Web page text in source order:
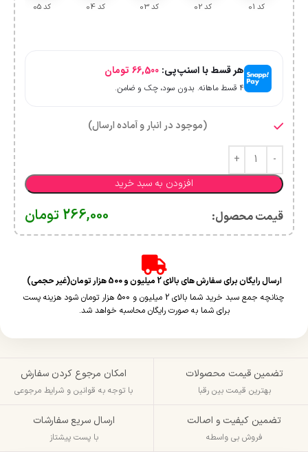
کد 01 کد 02 کد 03 کد 04 کد 05
هر قسط با اسنپ‌پی: 66,500 تومان
۴ قسط ماهانه. بدون سود، چک و ضامن.
(موجود در انبار و آماده ارسال)
افزودن به سبد خرید
قیمت محصول:​ 266,000 تومان
ارسال رایگان برای سفارش های بالای 2 میلیون و 500 هزار تومان(غیر حجمی)
چنانچه جمع سبد خرید شما بالای 2 میلیون و 500 هزار تومان شود هزینه پست
برای شما به صورت رایگان محاسبه خواهد شد.
تضمین قیمت محصولات
بهترین قیمت بین رقبا
امکان مرجوع کردن سفارش
با توجه به قوانین و شرایط مرجوعی
تضمین کیفیت و اصالت
فروش بی واسطه
ارسال سریع سفارشات
با پست پیشتاز